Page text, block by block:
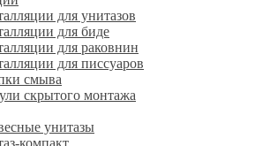
для унитазов
для биде
для раковнин
для писсуаров
смыва
скрытого монтажа
унитазы
компакт